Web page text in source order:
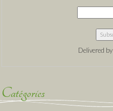
Delivered by
Catégories